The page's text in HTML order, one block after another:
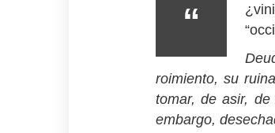
“
roimiento, su
tomar, de asir,
embargo,